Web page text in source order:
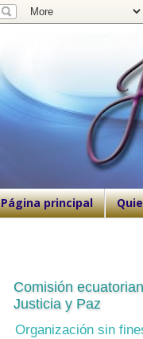
Página principal
Comisión
Justicia y Paz
Organización sin